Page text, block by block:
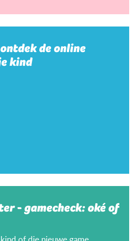
de online
kind
- gamecheck: oké of